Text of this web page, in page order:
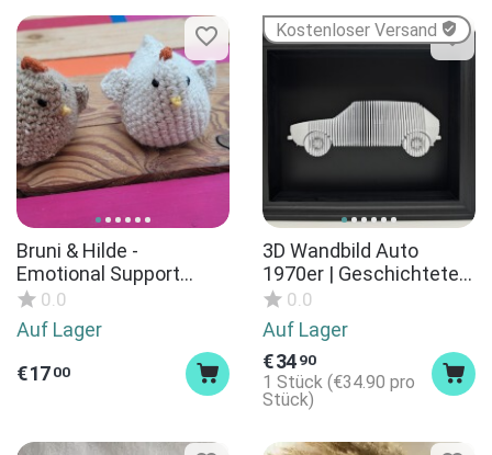
Bruni & Hilde -
Emotional Support
Chickens
0.0
Auf Lager
€1700
Kostenloser Versand
3D Wandbild Auto
1970er | Geschichteter
Kompaktwagen Modell|
Auto Deko Bilderrahmen
| Geschenk für alle
Autoliebhaber | Retro
Wandkunst
0.0
Auf Lager
€3490
1 Stück (€34.90 pro
Stück)